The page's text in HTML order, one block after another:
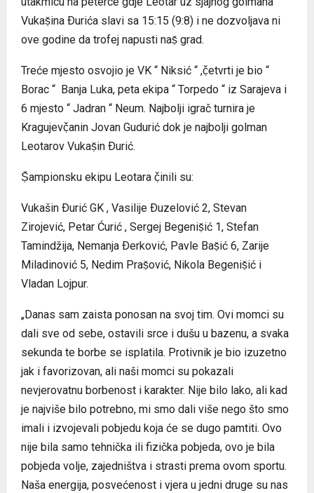
Vukaṣ̌ina Ðurića slavi sa 15:15 (9:8) i ne dozvoljava ni
ove godine da trofej napusti naṣ̌ grad.
Treće mjesto osvojio je VK “ Niksić “ ,č̣etvrti je bio “
Borac “ Banja Luka, peta ekipa “ Torpedo “ iz Sarajeva i
6 mjesto “ Jadran “ Neum. Najbolji igrač turnira je
Kragujevč̣anin Jovan Gudurić dok je najbolji golman
Leotarov Vukaṣ̌in Ðurić.
Ṣ̌ampionsku ekipu Leotara č̣inili su:
Vukašin Ðurić GK , Vasilije Ðuzelović 2, Stevan
Zirojević, Petar Ćurić , Sergej Begeniṣ̌ić 1, Stefan
Tamindžija, Nemanja Ðerković, Pavle Baṣ̌ić 6, Zarije
Miladinović 5, Nedim Praṣ̌ović, Nikola Begeniṣ̌ić i
Vladan Lojpur.
„Danas sam zaista ponosan na svoj tim. Ovi momci su
dali sve od sebe, ostavili srce i dušu u bazenu, a svaka
sekunda te borbe se isplatila. Protivnik je bio izuzetno
jak i favorizovan, ali naši momci su pokazali
nevjerovatnu borbenost i karakter. Nije bilo lako, ali kad
je najviše bilo potrebno, mi smo dali više nego što smo
imali i izvojevali pobjedu koja će se dugo pamtiti. Ovo
nije bila samo tehnička ili fizička pobjeda, ovo je bila
pobjeda volje, zajedništva i strasti prema ovom sportu.
Naša energija, posvećenost i vjera u jedni druge su nas